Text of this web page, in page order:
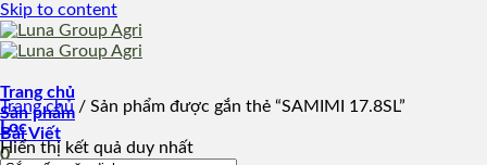
Skip to content
Trang chủ
Sản phẩm
Bài Viết
0
Trang chủ / Sản phẩm được gắn thẻ “SAMIMI 17.8SL”
Lọc
Hiển thị kết quả duy nhất